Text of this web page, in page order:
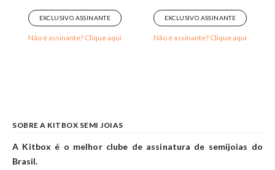
EXCLUSIVO ASSINANTE
Não é assinante? Clique aqui
EXCLUSIVO ASSINANTE
Não é assinante? Clique aqui
SOBRE A KITBOX SEMI JOIAS
A Kitbox é o melhor clube de assinatura de semijoias do
Brasil.